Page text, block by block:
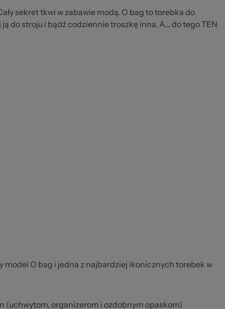
sekret tkwi w zabawie modą. O bag to torebka do
ją do stroju i bądź codziennie troszkę inna. A... do tego TEN
model O bag i jedna z najbardziej ikonicznych torebek w
(uchwytom, organizerom i ozdobnym opaskom)